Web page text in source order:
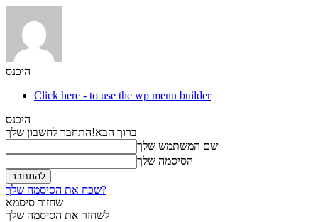
היכנס
Click here - to use the wp menu builder
היכנס
ברוך הבא!התחבר לחשבון שלך
שם המשתמש שלך
הסיסמה שלך
שכח את הסיסמה שלך?
שחזור סיסמא
לשחזר את הסיסמה שלך